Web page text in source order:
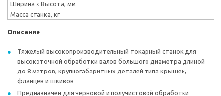
Ширина х Высота, мм
Масса станка, кг
Описание
Тяжелый высокопроизводительный токарный станок для
высокоточной обработки валов большого диаметра длиной
до 8 метров, крупногабаритных деталей типа крышек,
фланцев и шкивов.
Предназначен для черновой и получистовой обработки